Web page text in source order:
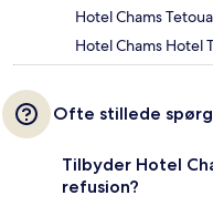
Hotel Chams
Hotel Chams Hotel
Ofte stillede
Tilbyder Hotel
refusion?